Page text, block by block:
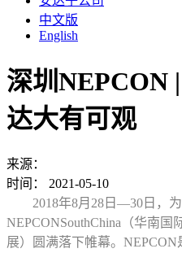
中文版
English
深圳NEPCON
达大有可观
来源：
时间：
2021-05-10
2018年8月28日—30日，为
NEPCONSouthChina（华南
展）圆满落下帷幕。